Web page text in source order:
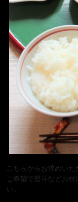
こちらから お求めい
ご希望で熨斗などお
い。